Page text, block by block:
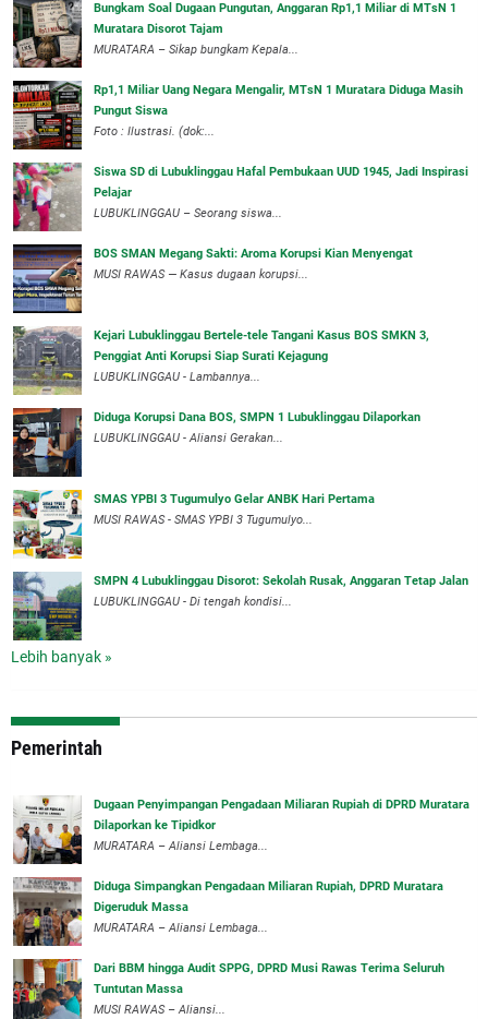
Bungkam Soal Dugaan Pungutan, Anggaran Rp1,1 Miliar di MTsN 1
Muratara Disorot Tajam
‎MURATARA – Sikap bungkam Kepala...
‎Rp1,1 Miliar Uang Negara Mengalir, MTsN 1 Muratara Diduga Masih
Pungut Siswa
Foto : Ilustrasi. (dok:...
Siswa SD di Lubuklinggau Hafal Pembukaan UUD 1945, Jadi Inspirasi
Pelajar
LUBUKLINGGAU – Seorang siswa...
BOS SMAN Megang Sakti: Aroma Korupsi Kian Menyengat
MUSI RAWAS — Kasus dugaan korupsi...
Kejari Lubuklinggau Bertele-tele Tangani Kasus BOS SMKN 3,
Penggiat Anti Korupsi Siap Surati Kejagung
LUBUKLINGGAU - Lambannya...
Diduga Korupsi Dana BOS, SMPN 1 Lubuklinggau Dilaporkan
LUBUKLINGGAU - Aliansi Gerakan...
SMAS YPBI 3 Tugumulyo Gelar ANBK Hari Pertama
MUSI RAWAS - SMAS YPBI 3 Tugumulyo...
SMPN 4 Lubuklinggau Disorot: Sekolah Rusak, Anggaran Tetap Jalan
LUBUKLINGGAU - Di tengah kondisi...
Lebih banyak »
Pemerintah
‎Dugaan Penyimpangan Pengadaan Miliaran Rupiah di DPRD Muratara
Dilaporkan ke Tipidkor
‎MURATARA – Aliansi Lembaga...
Diduga Simpangkan Pengadaan Miliaran Rupiah, DPRD Muratara
Digeruduk Massa
‎MURATARA – Aliansi Lembaga...
Dari BBM hingga Audit SPPG, DPRD Musi Rawas Terima Seluruh
Tuntutan Massa
MUSI RAWAS – Aliansi...